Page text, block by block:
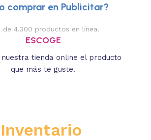
comprar en Publicitar?
de 4,300 productos en línea.
ESCOGE
nuestra tienda online el producto
que más te guste.
Inventario